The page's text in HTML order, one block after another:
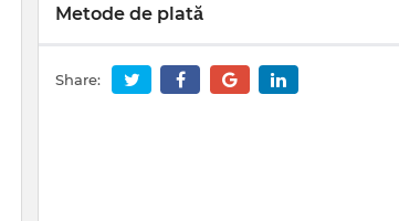
Metode de plată
Share: